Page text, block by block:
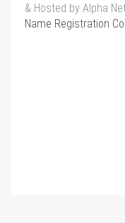
& Hosted by Alpha
Name Registration